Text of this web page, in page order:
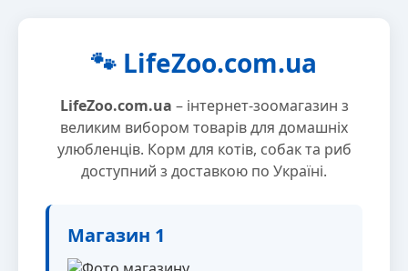
🐾 LifeZoo.com.ua
LifeZoo.com.ua – інтернет-зоомагазин з
великим вибором товарів для домашніх
улюбленців. Корм для котів, собак та риб
доступний з доставкою по Україні.
Магазин 1